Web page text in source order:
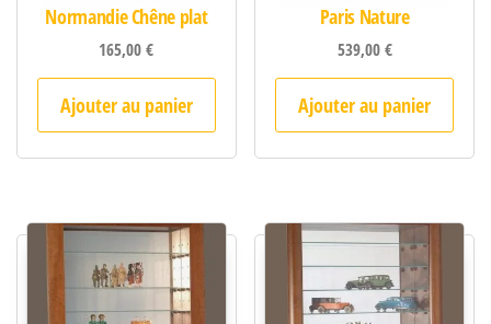
Normandie Chêne plat
165,00€
Ajouter au panier
Paris Nature
539,00€
Ajouter au panier